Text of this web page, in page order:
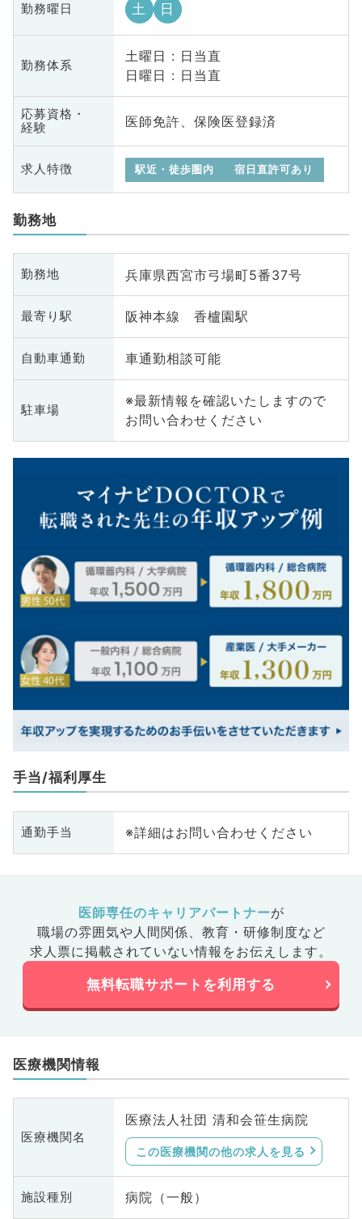
勤務曜日 土 日
勤務体系
土曜日 : 日当直
日曜日 : 日当直
応募資格・
経験
医師免許、保険医登録済
求人特徴 駅近・徒歩圏内 宿日直許可あり
勤務地
勤務地 兵庫県西宮市弓場町5番37号
最寄り駅 阪神本線 香櫨園駅
自動車通勤 車通勤相談可能
駐車場
※最新情報を確認いたしますので
お問い合わせください
手当/福利厚生
通勤手当 ※詳細はお問い合わせください
医師専任のキャリアパートナーが
職場の雰囲気や人間関係、 教育・研修制度など
求人票に掲載されていない情報をお伝えします。
無料転職サポートを利用する
医療機関情報
医療機関名
医療法人社団 清和会笹生病院
この医療機関の他の求人を見る
施設種別 病院（一般）